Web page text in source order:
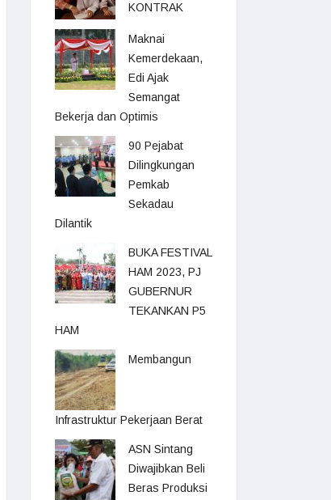
KONTRAK
Maknai
Kemerdekaan,
Edi Ajak
Semangat
Bekerja dan Optimis
90 Pejabat
Dilingkungan
Pemkab
Sekadau
Dilantik
BUKA FESTIVAL
HAM 2023, PJ
GUBERNUR
TEKANKAN P5
HAM
Membangun
Infrastruktur Pekerjaan Berat
ASN Sintang
Diwajibkan Beli
Beras Produksi